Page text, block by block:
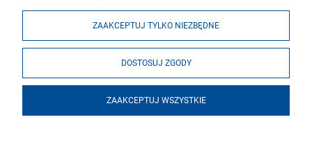
ZAAKCEPTUJ TYLKO NIEZBĘDNE
DOSTOSUJ ZGODY
ZAAKCEPTUJ WSZYSTKIE